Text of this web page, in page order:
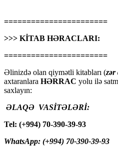
=======================
>>> KİTAB HƏRACLARI:
=======================
Əlinizdə olan qiymətli kitabları (zər
axtaranlara HƏRRAC yolu ilə
saxlayın:
ƏLAQƏ VASİTƏLƏRİ:
Tel: (+994) 70-390-39-93
WhatsApp: (+994) 70-390-39-93